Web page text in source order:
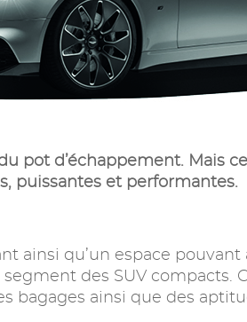
pot d’échappement. Mais
puissantes et performantes.
ainsi qu’un espace
des SUV compacts.
bagages ainsi que des